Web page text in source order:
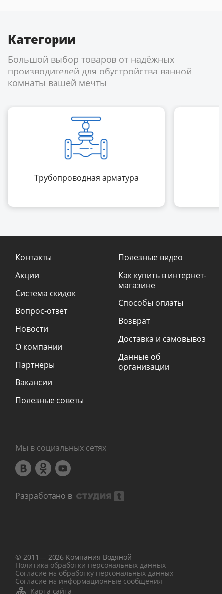
Категории
Большой выбор товаров от надёжных
производителей для обустройства ванной
комнаты вашей мечты
Трубопроводная арматура
Контакты
Акции
Система скидок
Вопрос-ответ
Новости
О компании
Партнеры
Вакансии
Полезные советы
Полезные видео
Как купить в интернет-
магазине
Способы оплаты
Возврат
Доставка и самовывоз
Данные об
организации
Мы в социальных сетях
Разработано в
© 2011— 2026 Компания Водяной
Политика обработки персональных данных
Согласие на обработку персональных данных
Согласие на информационные сообщения
Карта сайта